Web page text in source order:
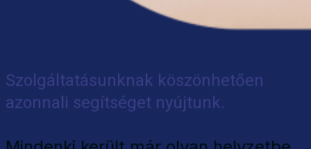
Szolgáltatásunknak köszönhetően
azonnali segítséget nyújtunk.